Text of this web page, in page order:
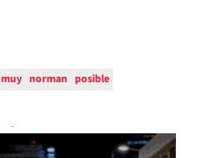
muy norman posible